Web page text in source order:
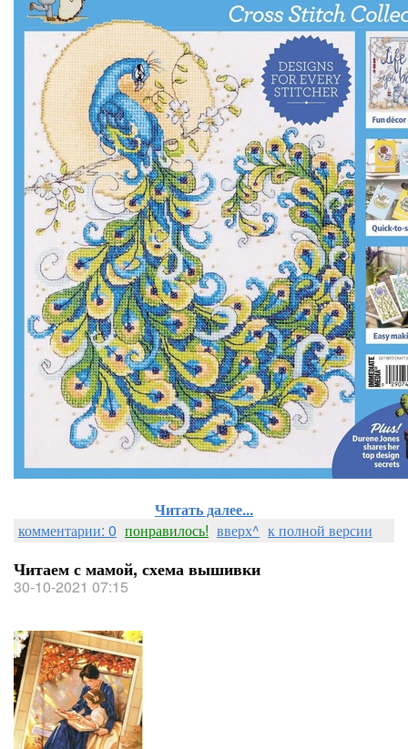
Читать далее...
комментарии: 0 понравилось! вверх^ к полной версии
Читаем с мамой, схема вышивки
30-10-2021 07:15